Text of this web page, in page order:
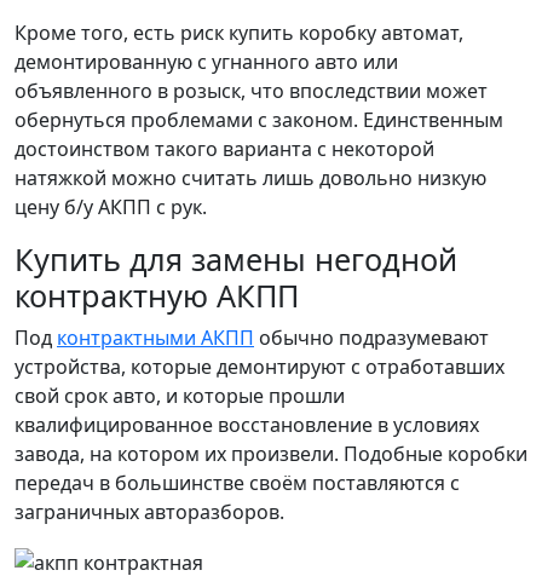
Кроме того, есть риск купить коробку автомат,
демонтированную с угнанного авто или
объявленного в розыск, что впоследствии может
обернуться проблемами с законом. Единственным
достоинством такого варианта с некоторой
натяжкой можно считать лишь довольно низкую
цену б/у АКПП с рук.
Купить для замены негодной
контрактную АКПП
Под контрактными АКПП обычно подразумевают
устройства, которые демонтируют с отработавших
свой срок авто, и которые прошли
квалифицированное восстановление в условиях
завода, на котором их произвели. Подобные коробки
передач в большинстве своём поставляются с
заграничных авторазборов.